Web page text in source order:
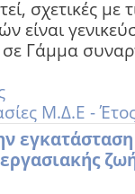
σχετικές με
είναι
Γάμμα
Μ.Δ.Ε -